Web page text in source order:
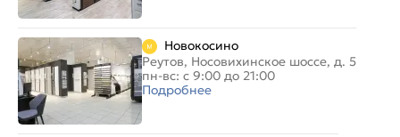
Новокосино
Реутов, Носовихинское шоссе, д. 5
пн-вс: с 9:00 до 21:00
Подробнее